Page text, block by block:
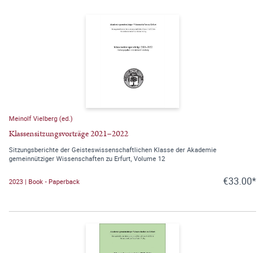
Meinolf Vielberg (ed.)
Klassensitzungsvorträge 2021–2022
Sitzungsberichte der Geisteswissenschaftlichen Klasse der Akademie
gemeinnütziger Wissenschaften zu Erfurt, Volume 12
2023 | Book - Paperback €33.00*